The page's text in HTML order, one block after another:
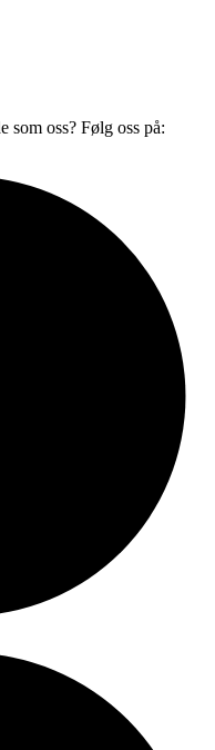
som oss? Følg oss på: